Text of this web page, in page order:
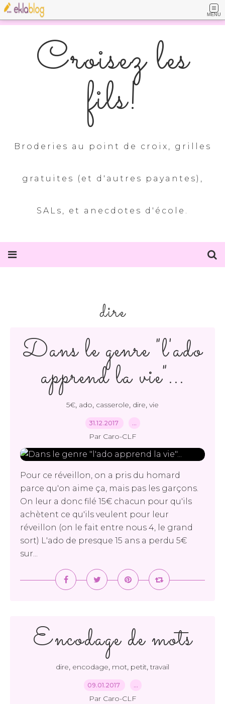
MENU
Croisez les
fils!
Broderies au point de croix, grilles
gratuites (et d'autres payantes),
SALs, et anecdotes d'école.
dire
Dans le genre "l'ado
apprend la vie"...
5€, ado, casserole, dire, vie
31.12.2017 …
Par Caro-CLF
Pour ce réveillon, on a pris du homard
parce qu'on aime ça, mais pas les garçons.
On leur a donc filé 15€ chacun pour qu'ils
achètent ce qu'ils veulent pour leur
réveillon (on le fait entre nous 4, le grand
sort) L'ado de presque 15 ans a perdu 5€
sur...
Encodage de mots
dire, encodage, mot, petit,travail
09.01.2017 …
Par Caro-CLF